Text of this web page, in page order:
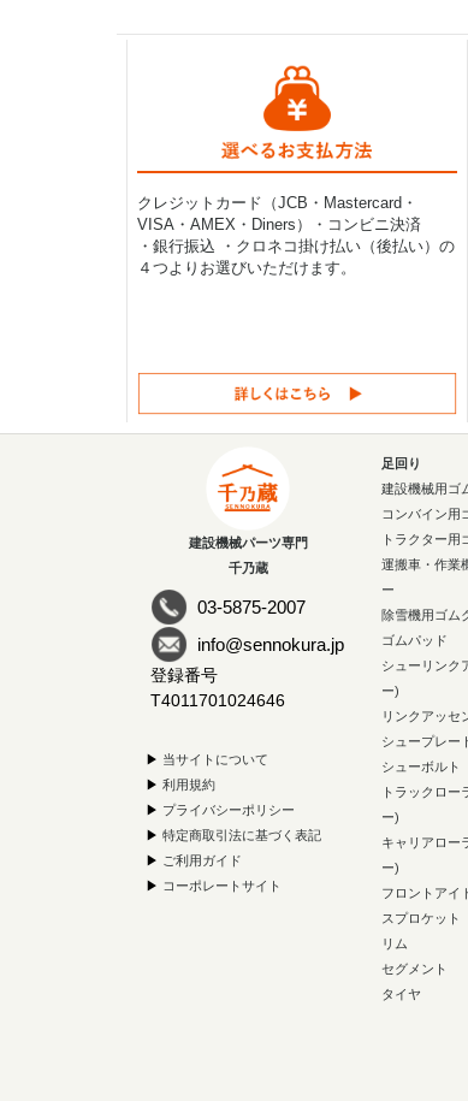
クレジットカード（JCB・Mastercard・
VISA・AMEX・Diners）・コンビニ決済
・銀行振込 ・クロネコ掛け払い（後払い）の
４つよりお選びいただけます。
建設機械パーツ専門
千乃蔵
03-5875-2007
info@sennokura.jp
登録番号
T4011701024646
▶ 当サイトについて
▶ 利用規約
▶ プライバシーポリシー
▶ 特定商取引法に基づく表記
▶ ご利用ガイド
▶ コーポレートサイト
足回り
建設機械用ゴ
コンバイン用
トラクター用
運搬車・作業
ー
除雪機用ゴム
ゴムパッド
シューリンク
ー)
リンクアッセ
シュープレー
シューボルト
トラックロー
ー)
キャリアロー
ー)
フロントアイ
スプロケット
リム
セグメント
タイヤ